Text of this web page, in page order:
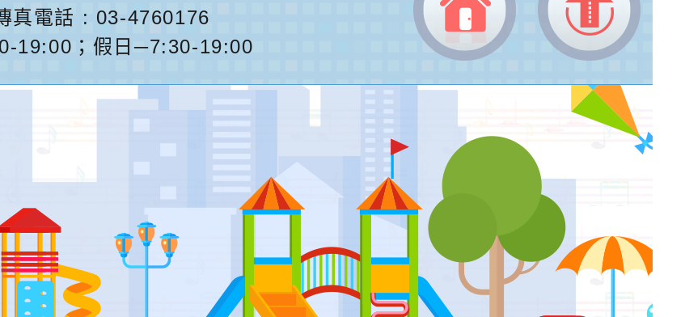
真電話 : 03-4760176
19:00；假日─7:30-19:00